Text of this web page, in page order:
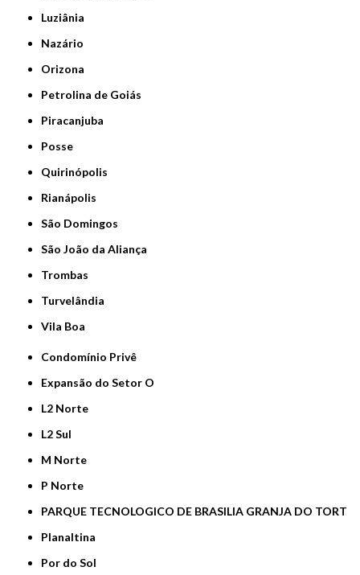
Luziânia
Nazário
Orizona
Petrolina de Goiás
Piracanjuba
Posse
Quirinópolis
Rianápolis
São Domingos
São João da Aliança
Trombas
Turvelândia
Vila Boa
Condomínio Privê
Expansão do Setor O
L2 Norte
L2 Sul
M Norte
P Norte
PARQUE TECNOLOGICO DE BRASILIA GRANJA DO TORT
Planaltina
Por do Sol